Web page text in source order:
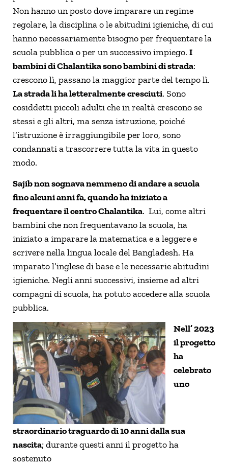
Non hanno un posto dove imparare un regime
regolare, la disciplina o le abitudini igieniche, di cui
hanno necessariamente bisogno per frequentare la
scuola pubblica o per un successivo impiego. I
bambini di Chalantika sono bambini di strada:
crescono lì, passano la maggior parte del tempo lì.
La strada li ha letteralmente cresciuti. Sono
cosiddetti piccoli adulti che in realtà crescono se
stessi e gli altri, ma senza istruzione, poiché
l’istruzione è irraggiungibile per loro, sono
condannati a trascorrere tutta la vita in questo
modo.
Sajib non sognava nemmeno di andare a scuola
fino alcuni anni fa, quando ha iniziato a
frequentare il centro Chalantika. Lui, come altri
bambini che non frequentavano la scuola, ha
iniziato a imparare la matematica e a leggere e
scrivere nella lingua locale del Bangladesh. Ha
imparato l’inglese di base e le necessarie abitudini
igieniche. Negli anni successivi, insieme ad altri
compagni di scuola, ha potuto accedere alla scuola
pubblica.
Nell’ 2023
il progetto
ha
celebrato
uno
straordinario traguardo di 10 anni dalla sua
nascita; durante questi anni il progetto ha
sostenuto